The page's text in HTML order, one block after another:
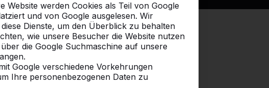
Website werden Cookies als Teil von Google
und von Google ausgelesen. Wir
Dienste, um den Überblick zu behalten
wie unsere Besucher die Website nutzen
die Google Suchmaschine auf unsere
Google verschiedene Vorkehrungen
Ihre personenbezogenen Daten zu